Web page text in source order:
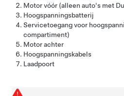
Motor vóór (alleen auto's met
Hoogspanningsbatterij
Servicetoegang voor
compartiment)
Motor achter
Hoogspanningskabels
Laadpoort